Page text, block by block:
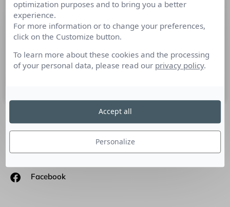
l’influence » sur les médias sociaux ?
Siege Media, une agence américaine de création de contenus
partagées sur les médias sociaux.
SUIVEZ-NOUS
Linkedin
Facebook
optimization purposes and to bring you a better
experience.
For more information or to change your preferences,
click on the Customize button.
To learn more about these cookies and the processing
of your personal data, please read our privacy policy.
Personalize
Accept all